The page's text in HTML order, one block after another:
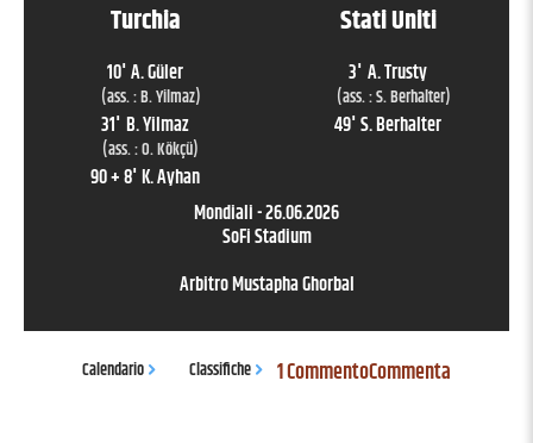
Turchia
10' A. Güler
(ass. :B. Yilmaz)
31' B. Yilmaz
(ass. :O. Kökçü)
90 + 8' K. Ayhan
Stati Uniti
3' A. Trusty
(ass. :S. Berhalter)
49' S. Berhalter
Mondiali-26.06.2026
SoFi Stadium
ArbitroMustapha Ghorbal
Calendario Classifiche 1 CommentoCommenta